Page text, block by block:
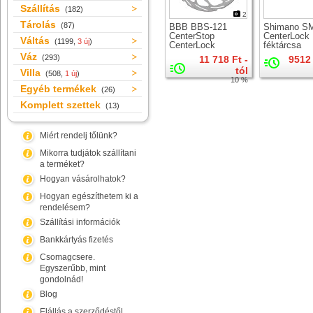
Szállítás (182)
Tárolás (87)
Váltás (1199, 3 új)
Váz (293)
Villa (508, 1 új)
Egyéb termékek (26)
Komplett szettek (13)
Miért rendelj tőlünk?
Mikorra tudjátok szállítani
a terméket?
Hogyan vásárolhatok?
Hogyan egészíthetem ki a
rendelésem?
Szállítási információk
Bankkártyás fizetés
Csomagcsere.
Egyszerűbb, mint
gondolnád!
Blog
2
BBB BBS-121
CenterStop
CenterLock
féktárcsa11 718 Ft -
tól
10 %
Shimano
CenterLock
féktárcsa